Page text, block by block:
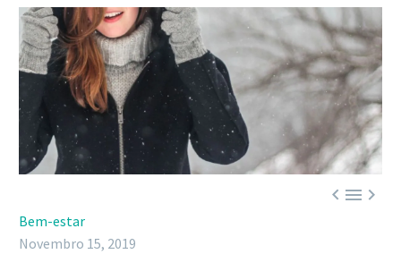

Bem-estar
Novembro 15, 2019